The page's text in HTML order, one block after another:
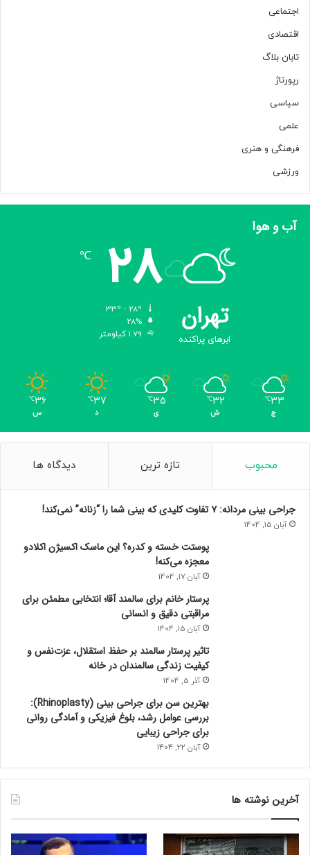
»
اجتماعی
اقتصادی
تابان بلاگ
رپورتاژ
سیاسی
علمی
فرهنگی و هنری
ورزشی
آب و هوا
تهران
ابرهای پراکنده
28
℃
28%
1.79 کیلومتر
33
℃
ج
32
℃
ش
35
℃
ی
37
℃
د
36
℃
س
محبوب تازه ترین دیدگاه ها
جراحی بینی مردانه: ۷ تفاوت کلیدی که بینی شما را “زنانه” نمی‌کند!
آبان 15, 1404
پوستت خسته و کدره؟ این ماسک اکسیژن اکلادو
معجزه می‌کنه!
آبان 17, 1404
پرستار خانم برای سالمند آقا؛ انتخابی مطمئن برای
مراقبتی دقیق و انسانی
آبان 15, 1404
تاثیر پرستار سالمند بر حفظ استقلال، عزت‌نفس و
کیفیت زندگی سالمندان در خانه
آذر 5, 1404
بهترین سن برای جراحی بینی (Rhinoplasty):
بررسی عوامل رشد، بلوغ فیزیکی و آمادگی روانی
برای جراحی زیبایی
آبان 22, 1404
آخرین نوشته ها